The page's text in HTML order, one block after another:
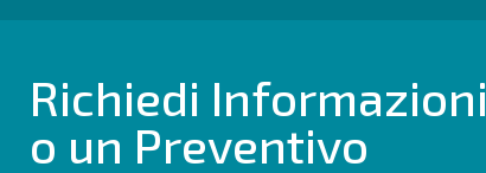
Richiedi Informazioni
o un Preventivo